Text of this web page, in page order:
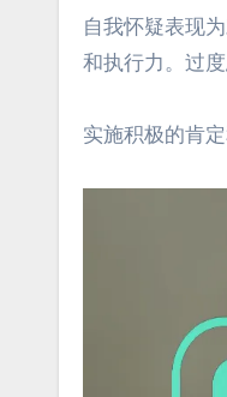
自我怀疑表现
和执行力。过
实施积极的肯